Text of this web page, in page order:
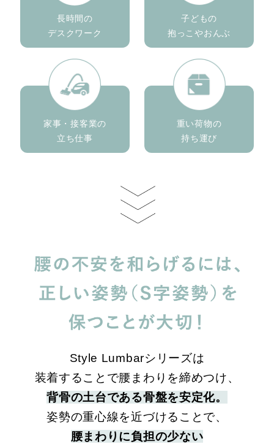
長時間の
デスクワーク
子どもの
抱っこやおんぶ
家事・接客業の
立ち仕事
重い荷物の
持ち運び
Style Lumbarシリーズは
装着することで腰まわりを締めつけ、
背骨の土台である骨盤を安定化。
姿勢の重心線を近づけることで、
腰まわりに負担の少ない